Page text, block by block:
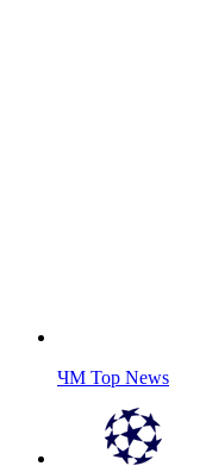
ЧМ Top News